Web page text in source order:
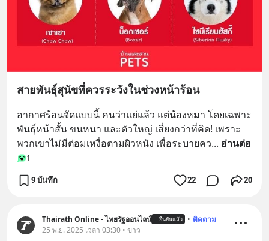
สายพันธุ์สุนัขที่ควรระวังในช่วงหน้าร้อน
อากาศร้อนจัดแบบนี้ คนว่าแย่แล้ว แต่น้องหมา โดยเฉพาะ
พันธุ์หน้าสั้น ขนหนา และตัวใหญ่ เสี่ยงกว่าที่คิด! เพราะ
พวกเขาไม่มีต่อมเหงื่อตามผิวหนัง เพื่อระบายคว... อ่านต่อ
1
9 บันทึก 22 20
Thairath Online - ไทยรัฐออนไลน์ ยืนยันแล้ว • ติดตาม
25 พ.ย. 2025 เวลา 03:30 • ข่าว